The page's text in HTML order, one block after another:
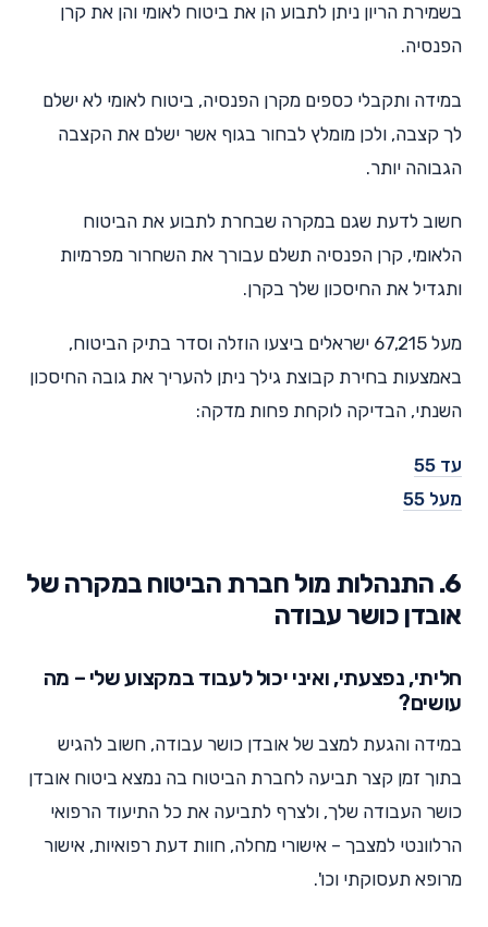
בשמירת הריון ניתן לתבוע הן את ביטוח לאומי והן את קרן
הפנסיה.
במידה ותקבלי כספים מקרן הפנסיה, ביטוח לאומי לא ישלם
לך קצבה, ולכן מומלץ לבחור בגוף אשר ישלם את הקצבה
הגבוהה יותר.
חשוב לדעת שגם במקרה שבחרת לתבוע את הביטוח
הלאומי, קרן הפנסיה תשלם עבורך את השחרור מפרמיות
ותגדיל את החיסכון שלך בקרן.
מעל 67,215 ישראלים ביצעו הוזלה וסדר בתיק הביטוח,
באמצעות בחירת קבוצת גילך ניתן להעריך את גובה החיסכון
השנתי, הבדיקה לוקחת פחות מדקה:
עד 55
מעל 55
6. התנהלות מול חברת הביטוח במקרה של
אובדן כושר עבודה
חליתי, נפצעתי, ואיני יכול לעבוד במקצוע שלי – מה
עושים?
במידה והגעת למצב של אובדן כושר עבודה, חשוב להגיש
בתוך זמן קצר תביעה לחברת הביטוח בה נמצא ביטוח אובדן
כושר העבודה שלך, ולצרף לתביעה את כל התיעוד הרפואי
הרלוונטי למצבך – אישורי מחלה, חוות דעת רפואיות, אישור
מרופא תעסוקתי וכו'.